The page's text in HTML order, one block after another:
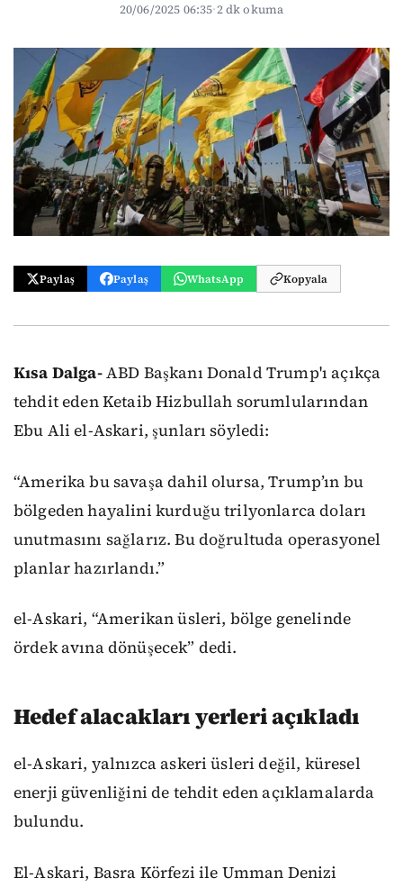
20/06/2025 06:35·2 dk okuma
Paylaş Paylaş WhatsApp Kopyala
Kısa Dalga-ABD Başkanı Donald Trump'ı açıkça
tehdit eden Ketaib Hizbullah sorumlularından
Ebu Ali el-Askari, şunları söyledi:
“Amerika bu savaşa dahil olursa, Trump’ın bu
bölgeden hayalini kurduğu trilyonlarca doları
unutmasını sağlarız. Bu doğrultuda operasyonel
planlar hazırlandı.”
el-Askari, “Amerikan üsleri, bölge genelinde
ördek avına dönüşecek” dedi.
Hedef alacakları yerleri açıkladı
el-Askari, yalnızca askeri üsleri değil, küresel
enerji güvenliğini de tehdit eden açıklamalarda
bulundu.
El-Askari, Basra Körfezi ile Umman Denizi